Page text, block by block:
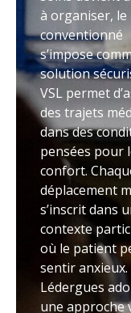
à organiser, le
conventionné
s’impose
solution
VSL permet
des trajets
dans des
pensées pour
confort.
déplacement
s’inscrit dans
contexte
où le patient
sentir anxieux.
Lédergues
une approche